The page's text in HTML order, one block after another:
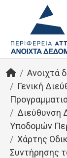
Ανοιχτά
Γενική
Διεύθυνση
Υποδομών
Χάρτης
Συντήρησης